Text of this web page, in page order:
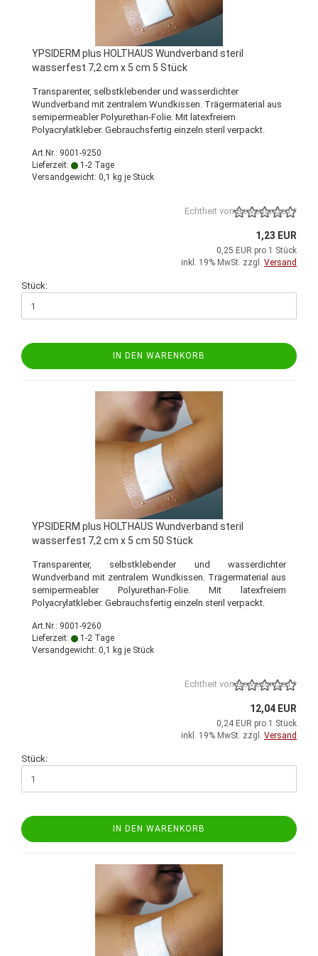
YPSIDERM plus HOLTHAUS Wundverband steril
wasserfest 7,2 cm x 5 cm 5 Stück
Transparenter, selbstklebender und wasserdichter
Wundverband mit zentralem Wundkissen. Trägermaterial aus
semipermeabler Polyurethan-Folie. Mit latexfreiem
Polyacrylatkleber. Gebrauchsfertig einzeln steril verpackt.
Art.Nr.: 9001-9250
Lieferzeit:
1-2 Tage
Versandgewicht: 0,1 kg je Stück
Echtheit von Bewertungen *
1,23 EUR
0,25 EUR pro 1 Stück
inkl. 19% MwSt. zzgl. Versand
Stück:
IN DEN WARENKORB
YPSIDERM plus HOLTHAUS Wundverband steril
wasserfest 7,2 cm x 5 cm 50 Stück
Transparenter, selbstklebender und wasserdichter
Wundverband mit zentralem Wundkissen. Trägermaterial aus
semipermeabler Polyurethan-Folie. Mit latexfreiem
Polyacrylatkleber. Gebrauchsfertig einzeln steril verpackt.
Art.Nr.: 9001-9260
Lieferzeit:
1-2 Tage
Versandgewicht: 0,1 kg je Stück
Echtheit von Bewertungen *
12,04 EUR
0,24 EUR pro 1 Stück
inkl. 19% MwSt. zzgl. Versand
Stück:
IN DEN WARENKORB